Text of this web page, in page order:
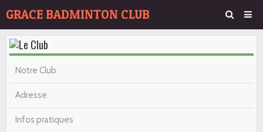
GRACE BADMINTON CLUB
Page d'accueil
Agenda
Notre Club
Adresse
Infos pratiques